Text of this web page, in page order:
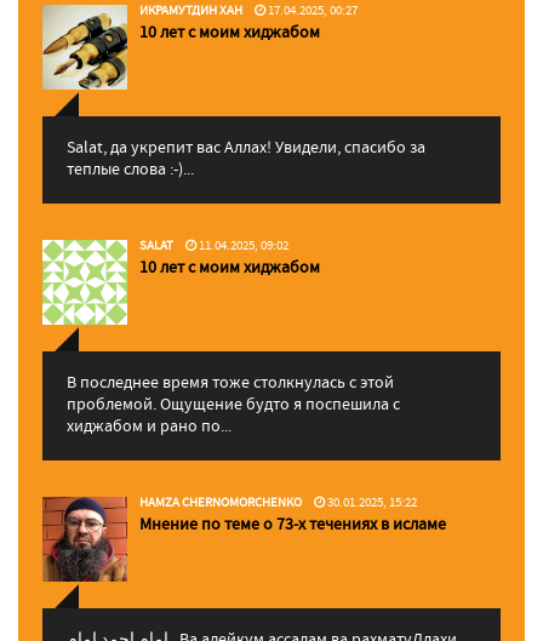
ИКРАМУТДИН ХАН 17.04.2025, 00:27
10 лет с моим хиджабом
Salat, да укрепит вас Аллаx! Увидели, спасибо за
теплые слова :-)...
SALAT 11.04.2025, 09:02
10 лет с моим хиджабом
В последнее время тоже столкнулась с этой
проблемой. Ощущение будто я поспешила с
хиджабом и рано по...
HAMZA CHERNOMORCHENKO 30.01.2025, 15:22
Мнение по теме о 73-х течениях в исламе